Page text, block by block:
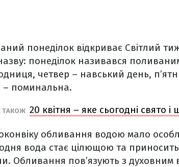
понеділок відкриває Світлий
понеділок називався
четвер – навський день,
– поминальна.
ТАКОЖ 20 квітня – яке сьогодні
обливання водою мало
вода стає цілющою та
Обливання пов’язують з